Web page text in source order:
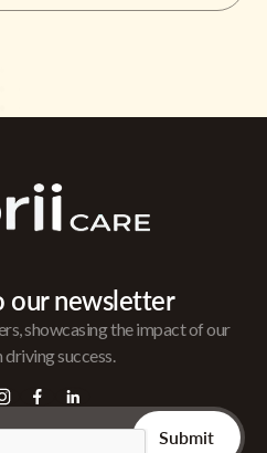
our newsletter
showcasing the impact of our
success.